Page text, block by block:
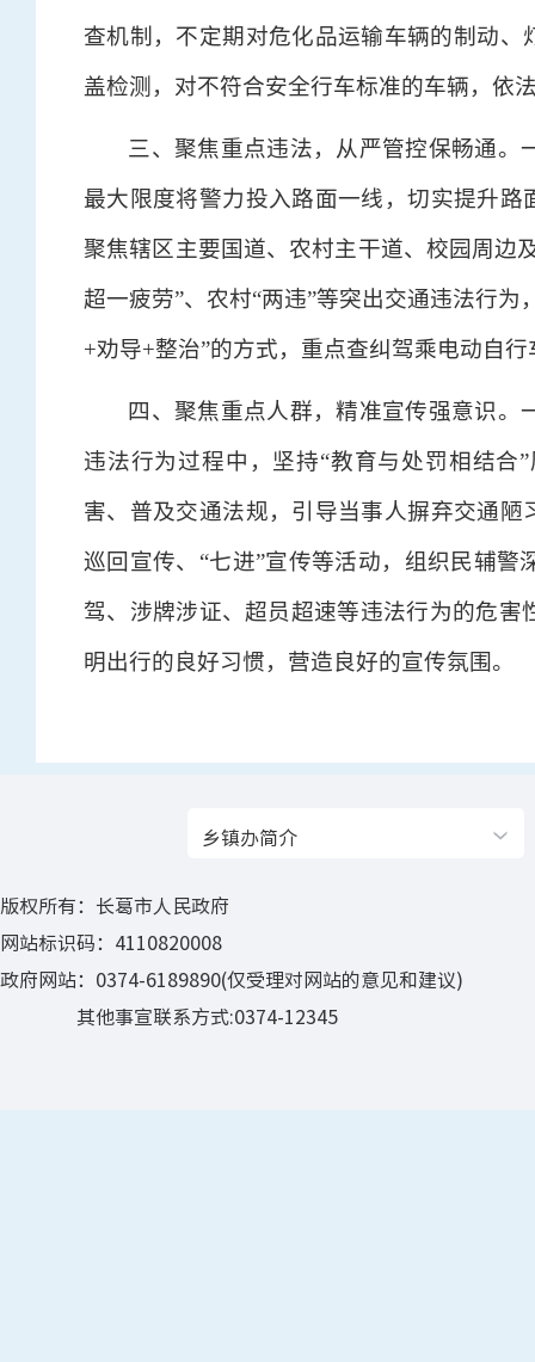
查机制，不定期对危化品运输车辆的制动
盖检测，对不符合安全行车标准的车辆，依
三、聚焦重点违法，从严管控保畅通
最大限度将警力投入路面一线，切实提升
聚焦辖区主要国道、农村主干道、校园周边
超一疲劳”、农村“两违”等突出交通违法行
+劝导+整治”的方式，重点查纠驾乘电动自
四、聚焦重点人群，精准宣传强意识
违法行为过程中，坚持“教育与处罚相结
害、普及交通法规，引导当事人摒弃交通
巡回宣传、“七进”宣传等活动，组织民辅
驾、涉牌涉证、超员超速等违法行为的危
明出行的良好习惯，营造良好的宣传氛围。
乡镇办简介
版权所有：长葛市人民政府
网站标识码：4110820008
政府网站：0374-6189890(仅受理对网站的意见和建议)
其他事宣联系方式:0374-12345